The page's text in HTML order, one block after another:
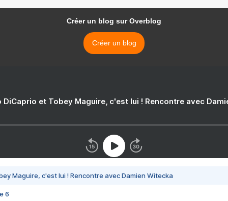
Créer un blog sur Overblog
Créer un blog
DiCaprio et Tobey Maguire, c'est lui ! Rencontre avec
Maguire, c'est lui ! Rencontre avec Damien Witecka
6